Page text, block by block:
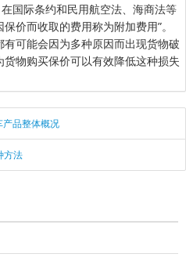
国际条约和民用航空法、海商法等
价而收取的费用称为附加费用”。
可能会因为多种原因而出现货物破
物购买保价可以有效降低这种损失
品整体概况
方法